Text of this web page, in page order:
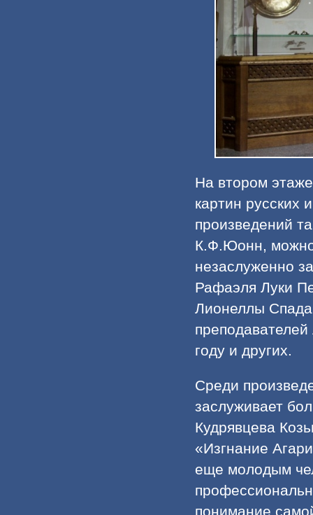
На втором
картин русских
произведений
К.Ф.Юонн, можно
незаслуженно
Рафаэля Луки
Лионеллы
году и других.
Среди
заслуживает
Кудрявцева
«Изгнание
еще молодым
понимание